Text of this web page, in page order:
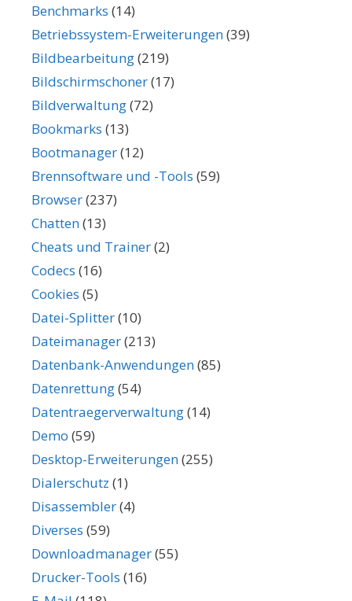
Benchmarks (14)
Betriebssystem-Erweiterungen(39)
Bildbearbeitung(219)
Bildschirmschoner(17)
Bildverwaltung(72)
Bookmarks (13)
Bootmanager(12)
Brennsoftware und -Tools (59)
Browser(237)
Chatten(13)
Cheats und Trainer(2)
Codecs (16)
Cookies (5)
Datei-Splitter(10)
Dateimanager(213)
Datenbank-Anwendungen(85)
Datenrettung(54)
Datentraegerverwaltung(14)
Demo (59)
Desktop-Erweiterungen(255)
Dialerschutz (1)
Disassembler(4)
Diverses (59)
Downloadmanager(55)
Drucker-Tools (16)